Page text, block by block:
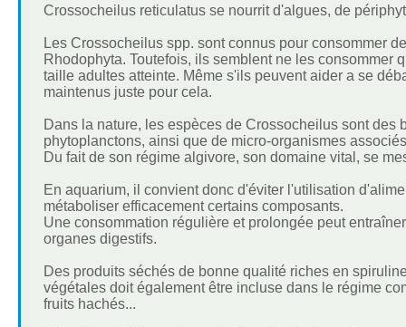
Crossocheilus reticulatus se nourrit d'algues, de
Les Crossocheilus spp. sont connus pour consommer
Rhodophyta. Toutefois, ils semblent ne les consommer
taille adultes atteinte. Même s'ils peuvent aider a se
maintenus juste pour cela.
Dans la nature, les espèces de Crossocheilus sont
phytoplanctons, ainsi que de micro-organismes
Du fait de son régime algivore, son domaine vital, se
En aquarium, il convient donc d'éviter l'utilisation
métaboliser efficacement certains composants.
Une consommation régulière et prolongée peut
organes digestifs.
Des produits séchés de bonne qualité riches en
végétales doit également être incluse dans le régime
fruits hachés...